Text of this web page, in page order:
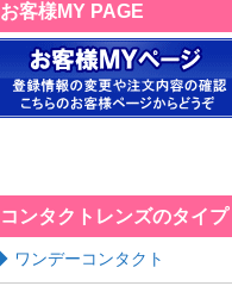
お客様MY PAGE
コンタクトレンズのタイプ
ワンデーコンタクト